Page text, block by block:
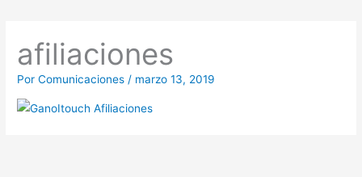
afiliaciones
PorComunicaciones/ marzo 13, 2019